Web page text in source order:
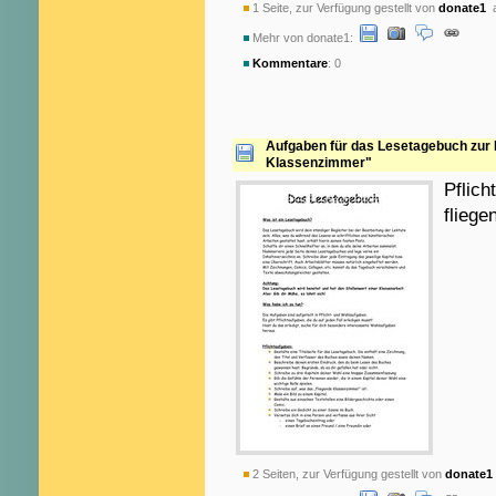
1 Seite, zur Verfügung gestellt von donate1
Mehr von donate1:
Kommentare: 0
Aufgaben für das Lesetagebuch
Klassenzimmer"
2 Seiten, zur Verfügung gestellt von donate1